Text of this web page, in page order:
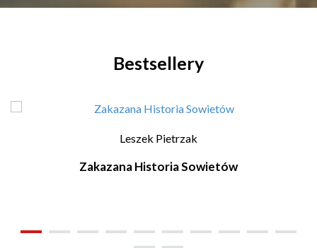
Bestsellery
Leszek Pietrzak
Zakazana Historia Sowietów